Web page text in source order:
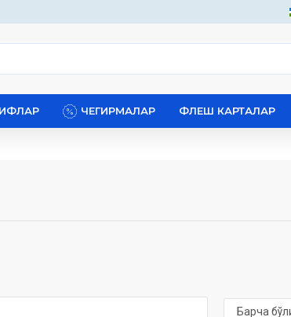
ЧЕГИРМАЛАР ФЛЕШ КАРТАЛАР